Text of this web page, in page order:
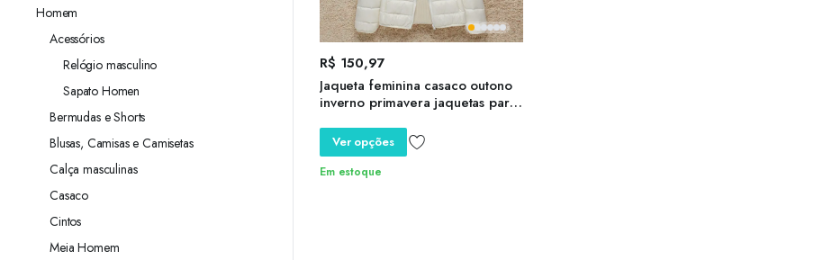
R$ 150,97
Jaqueta feminina casaco outono
inverno primavera jaquetas para
senhoras e luz feminino ultraleve
com capuz
Ver opções
Em estoque
Homem
Acessórios
Relógio masculino
Sapato Homen
Bermudas e Shorts
Blusas, Camisas e Camisetas
Calça masculinas
Casaco
Cintos
Meia Homem